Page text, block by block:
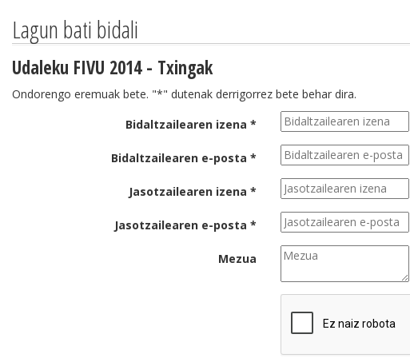
Lagun bati bidali
Udaleku FIVU 2014 - Txingak
Ondorengo eremuak bete. "*" dutenak derrigorrez bete behar dira.
Bidaltzailearen izena *
Bidaltzailearen e-posta *
Jasotzailearen izena *
Jasotzailearen e-posta *
Mezua